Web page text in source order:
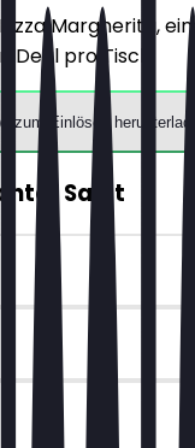
Margherita,
Deal pro Tisch.
zum Einlösen
Salat